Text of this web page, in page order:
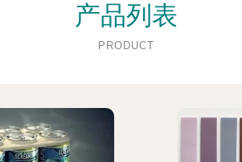
产品列表
PRODUCT